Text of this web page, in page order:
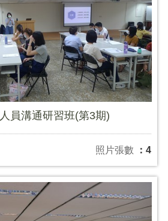
員溝通研習班(第3期)
照片張數 ：4